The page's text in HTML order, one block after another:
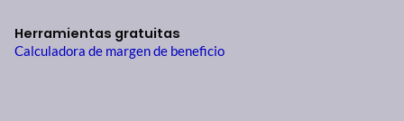
Herramientas gratuitas
Calculadora de margen de beneficio